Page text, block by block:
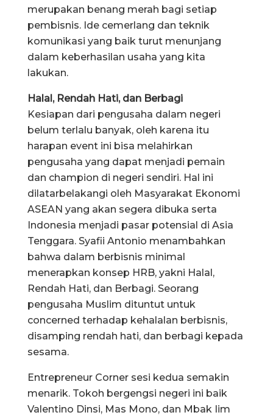
merupakan benang merah bagi setiap
pembisnis. Ide cemerlang dan teknik
komunikasi yang baik turut menunjang
dalam keberhasilan usaha yang kita
lakukan.
Halal, Rendah Hati, dan Berbagi
Kesiapan dari pengusaha dalam negeri
belum terlalu banyak, oleh karena itu
harapan event ini bisa melahirkan
pengusaha yang dapat menjadi pemain
dan champion di negeri sendiri. Hal ini
dilatarbelakangi oleh Masyarakat Ekonomi
ASEAN yang akan segera dibuka serta
Indonesia menjadi pasar potensial di Asia
Tenggara. Syafii Antonio menambahkan
bahwa dalam berbisnis minimal
menerapkan konsep HRB, yakni Halal,
Rendah Hati, dan Berbagi. Seorang
pengusaha Muslim dituntut untuk
concerned terhadap kehalalan berbisnis,
disamping rendah hati, dan berbagi kepada
sesama.
Entrepreneur Corner sesi kedua semakin
menarik. Tokoh bergengsi negeri ini baik
Valentino Dinsi, Mas Mono, dan Mbak Iim